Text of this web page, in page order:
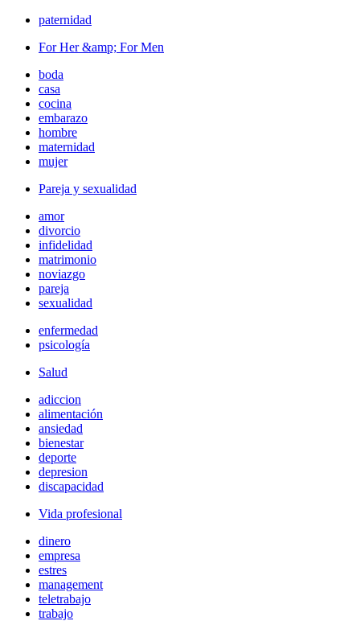
paternidad
For Her &amp; For Men
boda
casa
cocina
embarazo
hombre
maternidad
mujer
Pareja y sexualidad
amor
divorcio
infidelidad
matrimonio
noviazgo
pareja
sexualidad
enfermedad
psicología
Salud
adiccion
alimentación
ansiedad
bienestar
deporte
depresion
discapacidad
Vida profesional
dinero
empresa
estres
management
teletrabajo
trabajo